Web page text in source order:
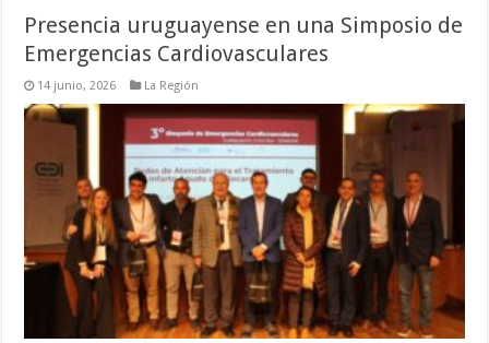
Presencia uruguayense en una Simposio de
Emergencias Cardiovasculares
14 junio, 2026 La Región